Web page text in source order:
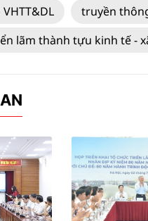
VHTT&DL
truyền
lãm thành tựu kinh tế -